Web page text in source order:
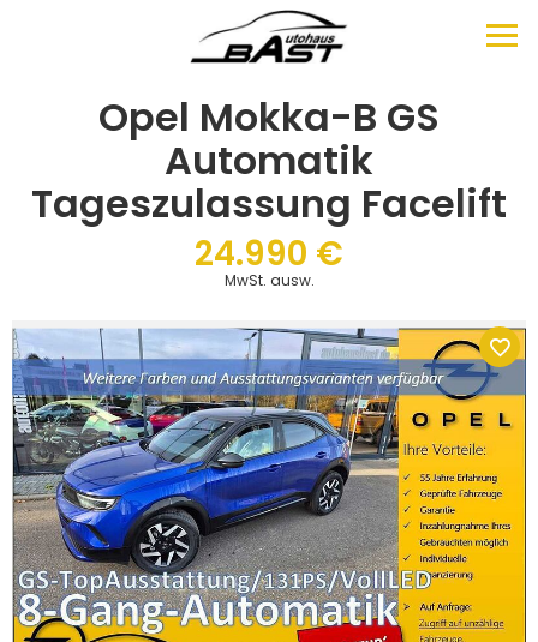
Opel Mokka-B GS
Automatik
Tageszulassung Facelift
24.990 €
MwSt. ausw.